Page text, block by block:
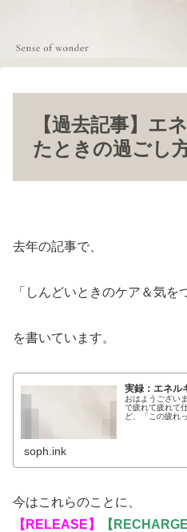
【過去記事】エ
たときの過ごし
去年の記事で、
「しんどいときのケア＆気を
を書いています。
実録：エネル
おはようござい
で疲れて疲れて
ど、「この疲れ
soph.ink
今はこれらのことに、
【RELEASE】
【RECHARGE